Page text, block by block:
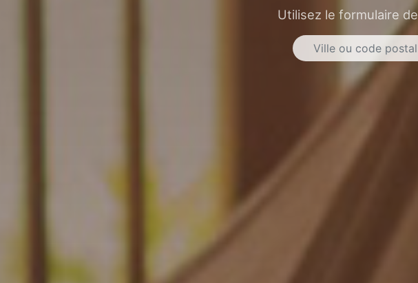
Utilisez le formulaire